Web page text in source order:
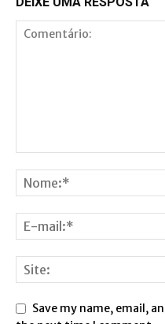
Save my name, email,